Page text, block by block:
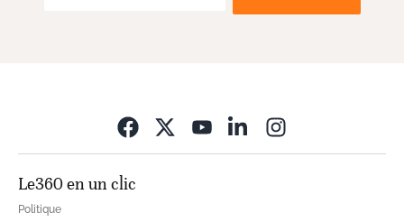
Le360 en un clic
Politique